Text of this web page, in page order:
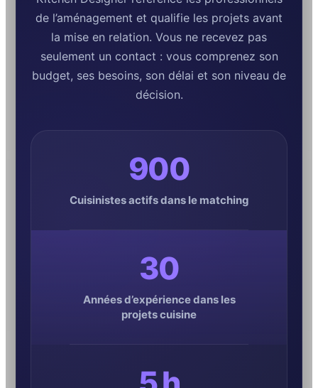
de l’aménagement et qualifie les projets avant
la mise en relation. Vous ne recevez pas
seulement un contact : vous comprenez son
budget, ses besoins, son délai et son niveau de
décision.
900
Cuisinistes actifs dans le matching
30
Années d’expérience dans les
projets cuisine